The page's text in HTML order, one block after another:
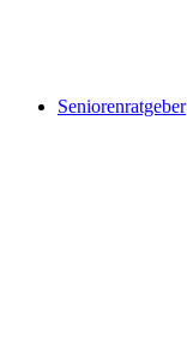
Seniorenratgeber